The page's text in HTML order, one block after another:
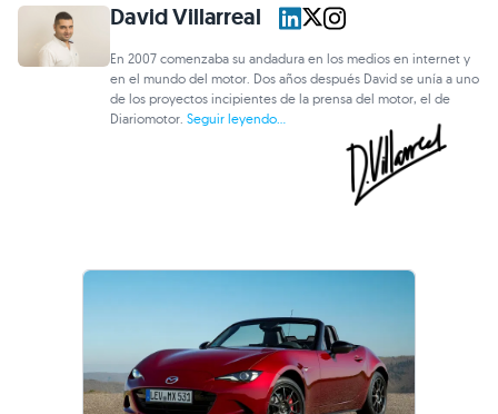
David Villarreal
En 2007 comenzaba su andadura en los medios en internet y
en el mundo del motor. Dos años después David se unía a uno
de los proyectos incipientes de la prensa del motor, el de
Diariomotor.Seguir leyendo...